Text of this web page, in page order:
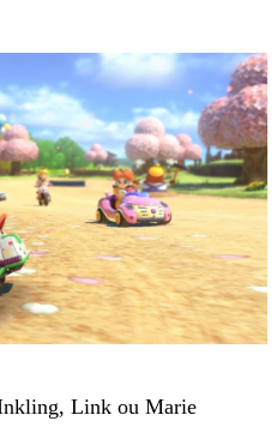
Link ou Marie